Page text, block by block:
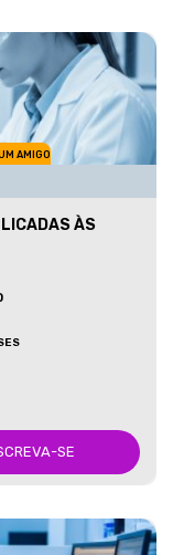
AMIGO
ÀS
SE